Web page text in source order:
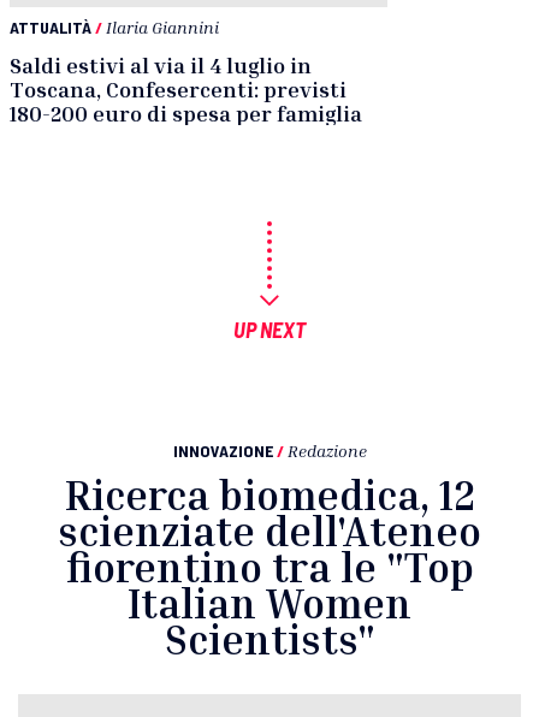
ATTUALITÀ/ Ilaria Giannini
Saldi estivi al via il 4 luglio in
Toscana, Confesercenti: previsti
180-200 euro di spesa per famiglia
UP NEXT
INNOVAZIONE / Redazione
Ricerca biomedica, 12
scienziate dell'Ateneo
fiorentino tra le "Top
Italian Women
Scientists"